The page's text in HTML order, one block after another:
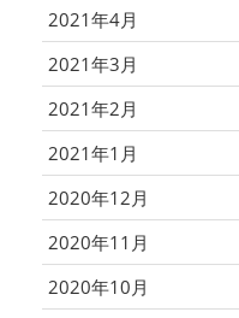
2021年4月
2021年3月
2021年2月
2021年1月
2020年12月
2020年11月
2020年10月